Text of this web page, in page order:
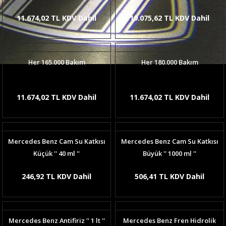
11.674,02 TL KDV Dahil 19.075,62 TL KDV Dahil
Her 165.000 Bakım
11.674,02 TL KDV Dahil
Her 180.000 Bakım
11.674,02 TL KDV Dahil
Mercedes Benz Cam Su Katkısı
Küçük '' 40 ml ''
246,92 TL KDV Dahil
Mercedes Benz Cam Su Katkısı
Büyük '' 1000 ml ''
506,41 TL KDV Dahil
Mercedes Benz Antifiriz '' 1 lt ''
Mercedes Benz Fren Hidrolik